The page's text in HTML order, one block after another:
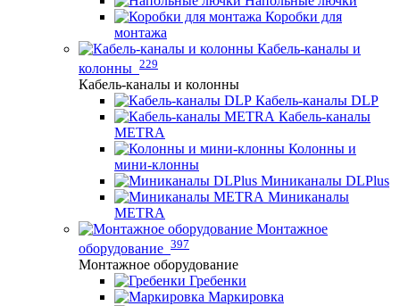
Коробки для
монтажа
Кабель-каналы и
колонны 229
Кабель-каналы и колонны
Кабель-каналы DLP
Кабель-каналы
METRA
Колонны и
мини-клонны
Миниканалы DLPlus
Миниканалы
METRA
Монтажное
оборудование 397
Монтажное оборудование
Гребенки
Маркировка